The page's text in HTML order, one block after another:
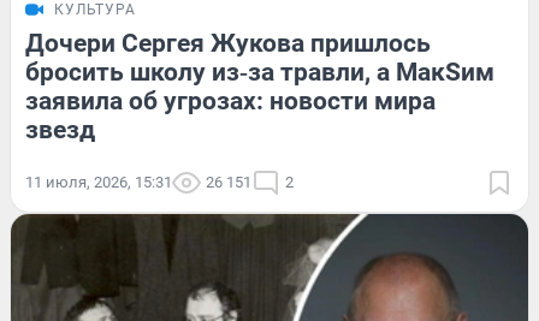
КУЛЬТУРА
Дочери Сергея Жукова пришлось
бросить школу из‑за травли, а МакSим
заявила об угрозах: новости мира
звезд
11 июля, 2026, 15:31 26 151 2